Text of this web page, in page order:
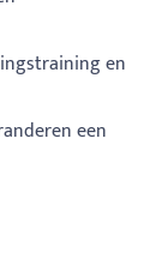
en
een